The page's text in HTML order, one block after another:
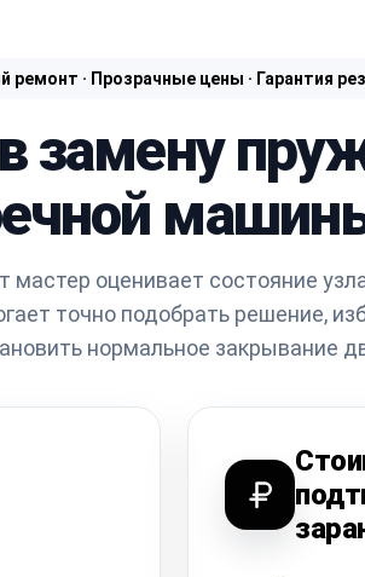
ремонт · Прозрачные цены · Гарантия
замену
мастер оценивает состояние
точно подобрать решение,
нормальное закрывание